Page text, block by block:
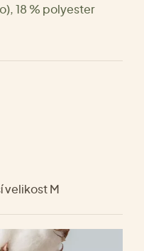
18 % polyester
velikost M